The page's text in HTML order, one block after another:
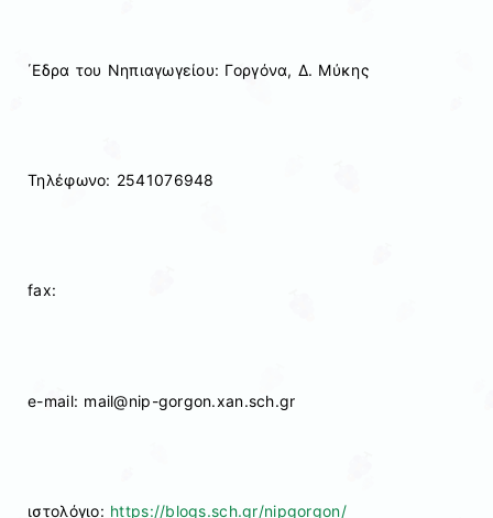
΄Εδρα του Νηπιαγωγείου: Γοργόνα, Δ. Μύκης
Τηλέφωνο: 2541076948
fax:
e-mail: mail@nip-gorgon.xan.sch.gr
ιστολόγιο: https://blogs.sch.gr/nipgorgon/